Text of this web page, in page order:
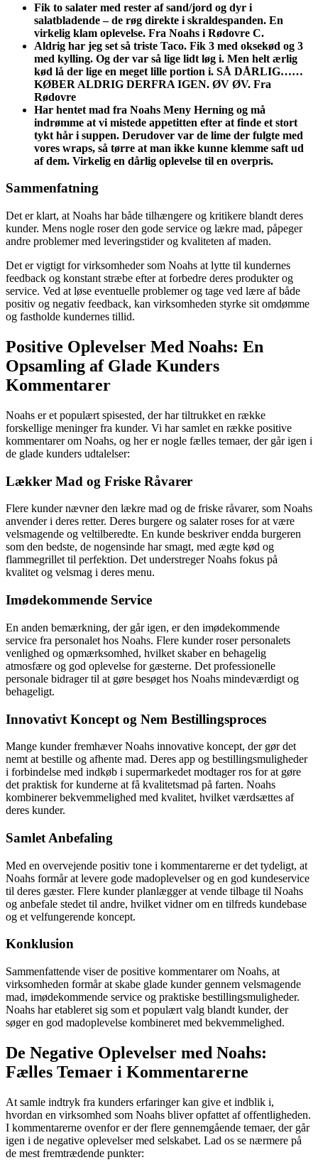
Fik to salater med rester af sand/jord og dyr i
salatbladende – de røg direkte i skraldespanden. En
virkelig klam oplevelse. Fra Noahs i Rødovre C.
Aldrig har jeg set så triste Taco. Fik 3 med oksekød og 3
med kylling. Og der var så lige lidt løg i. Men helt ærlig
kød lå der lige en meget lille portion i. SÅ DÅRLIG……
KØBER ALDRIG DERFRA IGEN. ØV ØV. Fra
Rødovre
Har hentet mad fra Noahs Meny Herning og må
indrømme at vi mistede appetitten efter at finde et stort
tykt hår i suppen. Derudover var de lime der fulgte med
vores wraps, så tørre at man ikke kunne klemme saft ud
af dem. Virkelig en dårlig oplevelse til en overpris.
Sammenfatning
Det er klart, at Noahs har både tilhængere og kritikere blandt deres
kunder. Mens nogle roser den gode service og lækre mad, påpeger
andre problemer med leveringstider og kvaliteten af maden.
Det er vigtigt for virksomheder som Noahs at lytte til kundernes
feedback og konstant stræbe efter at forbedre deres produkter og
service. Ved at løse eventuelle problemer og tage ved lære af både
positiv og negativ feedback, kan virksomheden styrke sit omdømme
og fastholde kundernes tillid.
Positive Oplevelser Med Noahs: En
Opsamling af Glade Kunders
Kommentarer
Noahs er et populært spisested, der har tiltrukket en række
forskellige meninger fra kunder. Vi har samlet en række positive
kommentarer om Noahs, og her er nogle fælles temaer, der går igen i
de glade kunders udtalelser:
Lækker Mad og Friske Råvarer
Flere kunder nævner den lækre mad og de friske råvarer, som Noahs
anvender i deres retter. Deres burgere og salater roses for at være
velsmagende og veltilberedte. En kunde beskriver endda burgeren
som den bedste, de nogensinde har smagt, med ægte kød og
flammegrillet til perfektion. Det understreger Noahs fokus på
kvalitet og velsmag i deres menu.
Imødekommende Service
En anden bemærkning, der går igen, er den imødekommende
service fra personalet hos Noahs. Flere kunder roser personalets
venlighed og opmærksomhed, hvilket skaber en behagelig
atmosfære og god oplevelse for gæsterne. Det professionelle
personale bidrager til at gøre besøget hos Noahs mindeværdigt og
behageligt.
Innovativt Koncept og Nem Bestillingsproces
Mange kunder fremhæver Noahs innovative koncept, der gør det
nemt at bestille og afhente mad. Deres app og bestillingsmuligheder
i forbindelse med indkøb i supermarkedet modtager ros for at gøre
det praktisk for kunderne at få kvalitetsmad på farten. Noahs
kombinerer bekvemmelighed med kvalitet, hvilket værdsættes af
deres kunder.
Samlet Anbefaling
Med en overvejende positiv tone i kommentarerne er det tydeligt, at
Noahs formår at levere gode madoplevelser og en god kundeservice
til deres gæster. Flere kunder planlægger at vende tilbage til Noahs
og anbefale stedet til andre, hvilket vidner om en tilfreds kundebase
og et velfungerende koncept.
Konklusion
Sammenfattende viser de positive kommentarer om Noahs, at
virksomheden formår at skabe glade kunder gennem velsmagende
mad, imødekommende service og praktiske bestillingsmuligheder.
Noahs har etableret sig som et populært valg blandt kunder, der
søger en god madoplevelse kombineret med bekvemmelighed.
De Negative Oplevelser med Noahs:
Fælles Temaer i Kommentarerne
At samle indtryk fra kunders erfaringer kan give et indblik i,
hvordan en virksomhed som Noahs bliver opfattet af offentligheden.
I kommentarerne ovenfor er der flere gennemgående temaer, der går
igen i de negative oplevelser med selskabet. Lad os se nærmere på
de mest fremtrædende punkter: